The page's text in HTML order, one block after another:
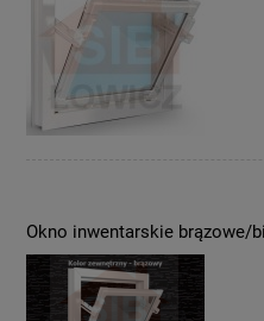
Okno inwentarskie brązowe/